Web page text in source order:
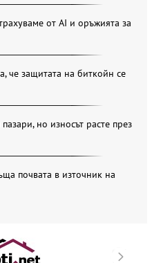
от AI и оръжията за
че защитата на биткойн се
но износът расте през
почвата в източник на